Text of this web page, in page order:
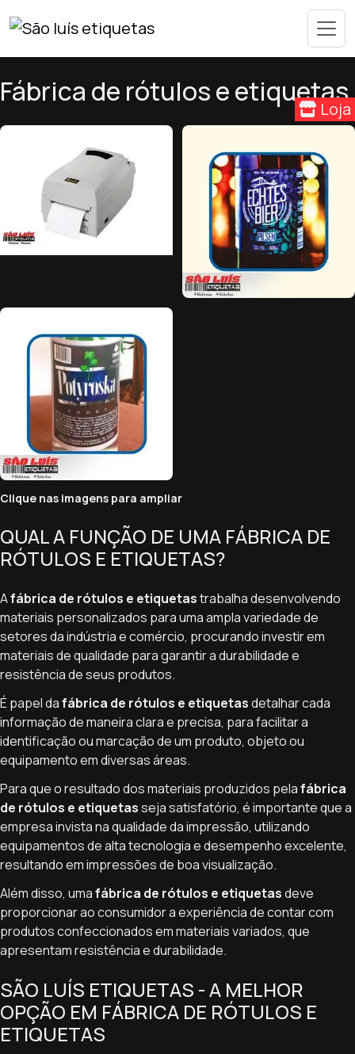
Fábrica de rótulos e etiquetas
Clique nas imagens para ampliar
QUAL A FUNÇÃO DE UMA FÁBRICA DE
RÓTULOS E ETIQUETAS?
Afábrica de rótulos e etiquetastrabalha desenvolvendo
materiais personalizados para uma ampla variedade de
setores da indústria e comércio, procurando investir em
materiais de qualidade para garantir a durabilidade e
resistência de seus produtos.
É papel dafábrica de rótulos e etiquetasdetalhar cada
informação de maneira clara e precisa, para facilitar a
identificação ou marcação de um produto, objeto ou
equipamento em diversas áreas.
Para que o resultado dos materiais produzidos pelafábrica
de rótulos e etiquetasseja satisfatório, é importante que a
empresa invista na qualidade da impressão, utilizando
equipamentos de alta tecnologia e desempenho excelente,
resultando em impressões de boa visualização.
Além disso, umafábrica de rótulos e etiquetasdeve
proporcionar ao consumidor a experiência de contar com
produtos confeccionados em materiais variados, que
apresentam resistência e durabilidade.
SÃO LUÍS ETIQUETAS - A MELHOR
OPÇÃO EM FÁBRICA DE RÓTULOS E
ETIQUETAS
Loja